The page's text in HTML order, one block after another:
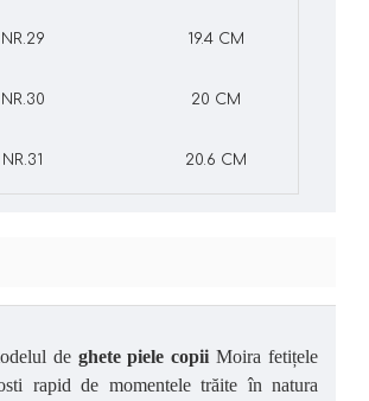
NR.29 19.4 CM
NR.30 20 CM
NR.31 20.6 CM
de ghete piele copii Moira fetițele
rapid de momentele trăite în natura